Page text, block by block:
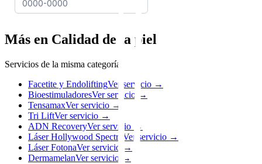
Más en Calidad de la piel
Servicios de la misma categoría.
Facetite y EndoliftingVer servicio →
BioestimuladoresVer servicio →
TensamaxVer servicio →
Tri LiftVer servicio →
ADN RecoveryVer servicio →
Láser Hollywood Spectra Ver servicio →
Láser FotonaVer servicio →
DermamelanVer servicio →